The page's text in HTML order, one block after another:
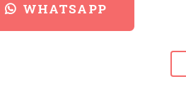
WHATSAPP